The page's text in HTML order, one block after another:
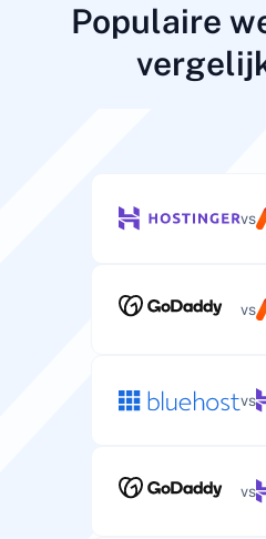
Populaire
vs
vs
vs
vs